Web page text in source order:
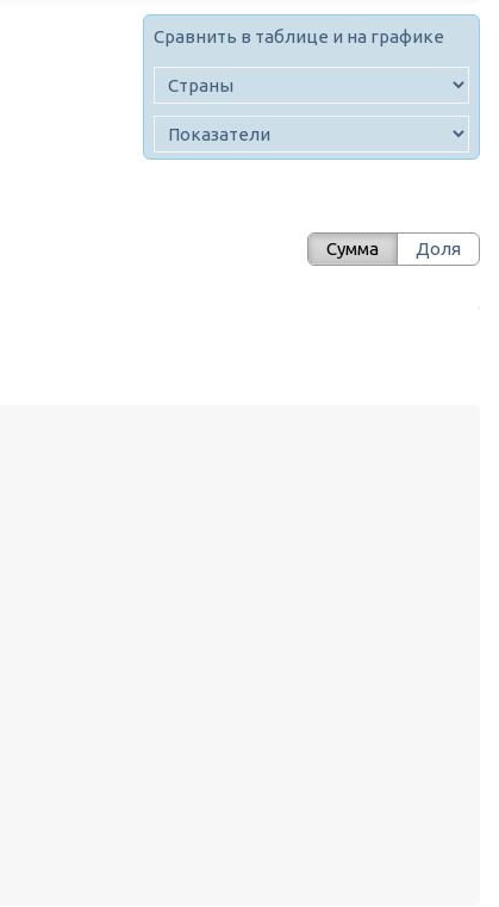
Сравнить в таблице и на графике
Сумма Доля